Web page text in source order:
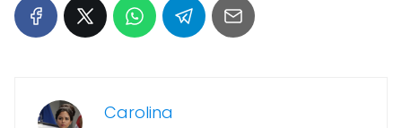
Carolina